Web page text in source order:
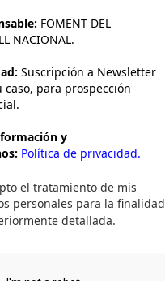
FOMENT DEL
NACIONAL.
Suscripción a Newsletter
caso, para prospección
y
Política de privacidad.
el tratamiento de mis
personales para la finalidad
detallada.